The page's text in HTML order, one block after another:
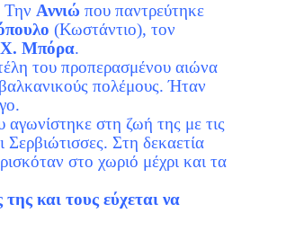
Την Αννιώ που παντρεύτηκε
(Κωστάντιο), τον
Χ. Μπόρα.
του προπερασμένου αιώνα
πολέμους. Ήταν
στη ζωή της με τις
Σερβιώτισσες. Στη δεκαετία
στο χωριό μέχρι και τα
και τους εύχεται να